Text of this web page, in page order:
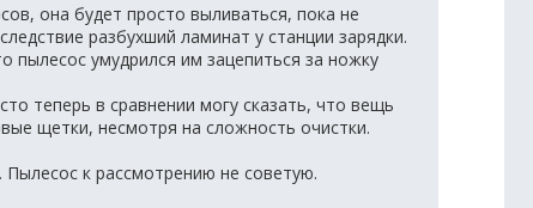
она будет просто выливаться, пока не
разбухший ламинат у станции зарядки.
пылесос умудрился им зацепиться за ножку
теперь в сравнении могу сказать, что вещь
щетки, несмотря на сложность очистки.
Пылесос к рассмотрению не советую.